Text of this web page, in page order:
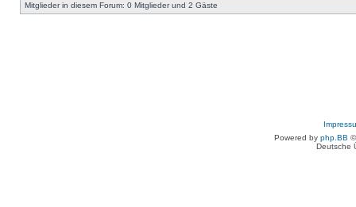
Mitglieder in diesem Forum: 0 Mitglieder und 2 Gäste
Powered by php.BB
Deutsche